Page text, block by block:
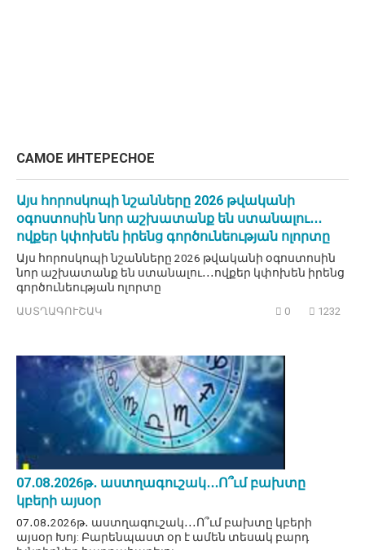
САМОЕ ИНТЕРЕСНОЕ
Այս հորոսկոպի նշանները 2026 թվականի
օգոստոսին նոր աշխատանք են ստանալու․․․
ովքեր կփոխեն իրենց գործունեության ոլորտը
Այս հորոսկոպի նշանները 2026 թվականի օգոստոսին
նոր աշխատանք են ստանալու․․․ովքեր կփոխեն իրենց
գործունեության ոլորտը
ԱՍՏՂԱԳՈՒՇԱԿ 0 1232
07․08․2026թ․ աստղագուշակ․․․Ո՞ւմ բախտը
կբերի այսօր
07․08․2026թ․ աստղագուշակ․․․Ո՞ւմ բախտը կբերի
այսօր Խոյ: Բարենպաստ օր է ամեն տեսակ բարդ